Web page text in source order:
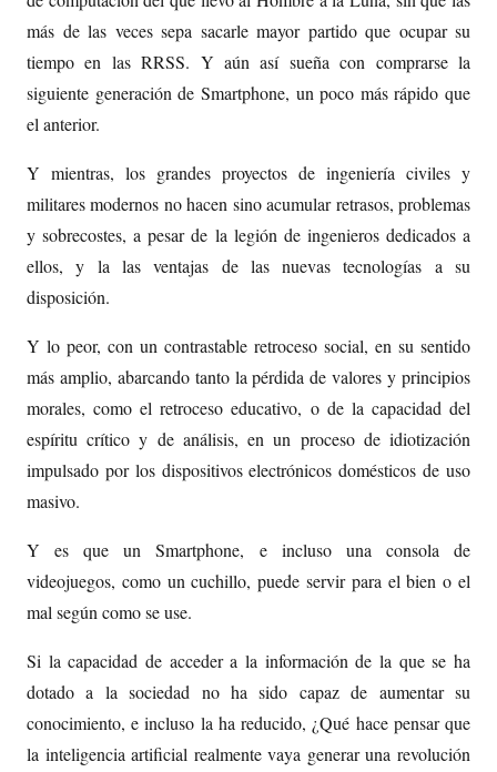
más de las veces sepa sacarle mayor partido que ocupar su
tiempo en las RRSS. Y aún así sueña con comprarse la
siguiente generación de Smartphone, un poco más rápido que
el anterior.
Y mientras, los grandes proyectos de ingeniería civiles y
militares modernos no hacen sino acumular retrasos, problemas
y sobrecostes, a pesar de la legión de ingenieros dedicados a
ellos, y la las ventajas de las nuevas tecnologías a su
disposición.
Y lo peor, con un contrastable retroceso social, en su sentido
más amplio, abarcando tanto la pérdida de valores y principios
morales, como el retroceso educativo, o de la capacidad del
espíritu crítico y de análisis, en un proceso de idiotización
impulsado por los dispositivos electrónicos domésticos de uso
masivo.
Y es que un Smartphone, e incluso una consola de
videojuegos, como un cuchillo, puede servir para el bien o el
mal según como se use.
Si la capacidad de acceder a la información de la que se ha
dotado a la sociedad no ha sido capaz de aumentar su
conocimiento, e incluso la ha reducido, ¿Qué hace pensar que
la inteligencia artificial realmente vaya generar una revolución